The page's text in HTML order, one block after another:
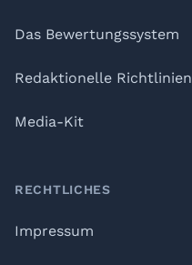
Das Bewertungssystem
Redaktionelle Richtlinien
Media-Kit
RECHTLICHES
Impressum